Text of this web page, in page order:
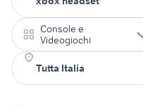
Console e
Videogiochi